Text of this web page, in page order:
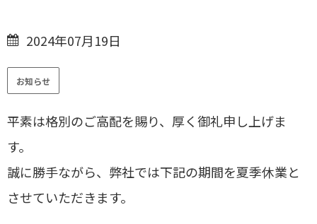
2024年07月19日
お知らせ
平素は格別のご高配を賜り、厚く御礼申し上げま
す。
誠に勝手ながら、弊社では下記の期間を夏季休業と
させていただきます。